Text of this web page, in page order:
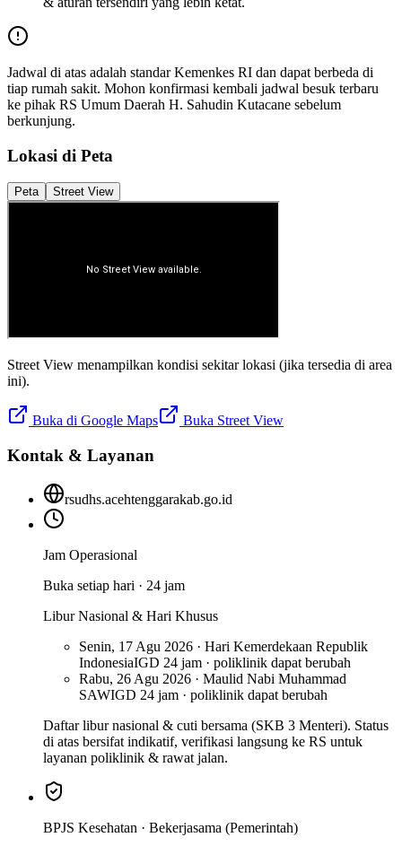
Jadwal di atas adalah standar Kemenkes RI dan dapat berbeda di
tiap rumah sakit. Mohon konfirmasi kembali jadwal besuk terbaru
ke pihak RS Umum Daerah H. Sahudin Kutacane sebelum
berkunjung.
Lokasi di Peta
Peta Street View
Street View menampilkan kondisi sekitar lokasi (jika tersedia di area
ini).
Buka di Google Maps Buka Street View
Kontak & Layanan
rsudhs.acehtenggarakab.go.id
Jam Operasional
Buka setiap hari · 24 jam
Libur Nasional & Hari Khusus
Senin, 17 Agu 2026 · Hari Kemerdekaan Republik
IndonesiaIGD 24 jam · poliklinik dapat berubah
Rabu, 26 Agu 2026 · Maulid Nabi Muhammad
SAWIGD 24 jam · poliklinik dapat berubah
Daftar libur nasional & cuti bersama (SKB 3 Menteri). Status
di atas bersifat indikatif, verifikasi langsung ke RS untuk
layanan poliklinik & rawat jalan.
BPJS Kesehatan · Bekerjasama (Pemerintah)